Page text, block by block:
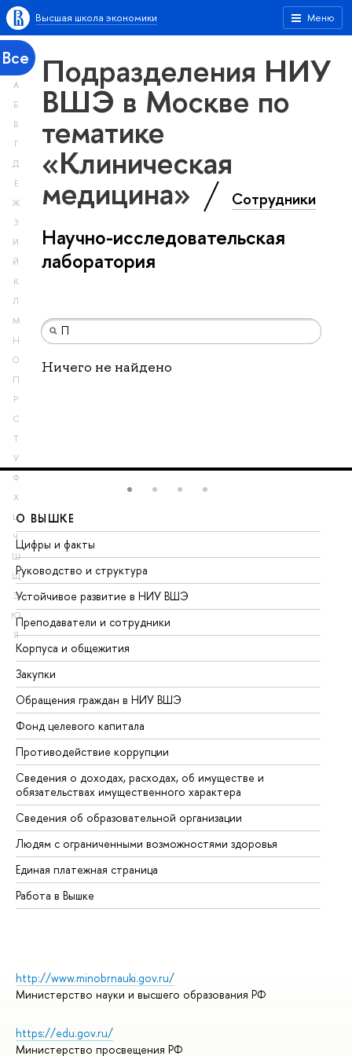
Меню
Высшая школа экономики
Все
А
Б
В
Г
Д
Е
Ж
З
И
Й
К
Л
М
Н
О
П
Р
С
Т
У
Ф
Х
Ц
Ч
Ш
Щ
Э
Ю
Я
Подразделения НИУ
ВШЭ в Москве по
тематике
«Клиническая
медицина» Сотрудники
Научно-исследовательская
лаборатория
Ничего не найдено
О ВЫШКЕ
Цифры и факты
Руководство и структура
Устойчивое развитие в НИУ ВШЭ
Преподаватели и сотрудники
Корпуса и общежития
Закупки
Обращения граждан в НИУ ВШЭ
Фонд целевого капитала
Противодействие коррупции
Сведения о доходах, расходах, об имуществе и
обязательствах имущественного характера
Сведения об образовательной организации
Людям с ограниченными возможностями здоровья
Единая платежная страница
Работа в Вышке
http://www.minobrnauki.gov.ru/
Министерство науки и высшего образования РФ
https://edu.gov.ru/
Министерство просвещения РФ